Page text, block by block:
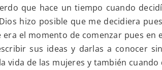
que hace un tiempo cuando
hizo posible que me decidiera
el momento de comenzar pues
sus ideas y darlas a conocer
de las mujeres y también